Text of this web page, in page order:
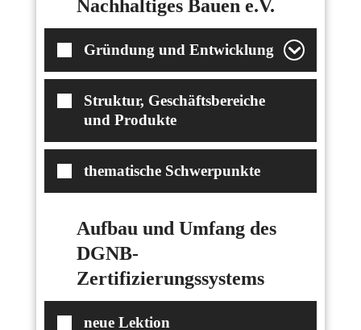
Nachhaltiges Bauen e.V.
Gründung und Entwicklung
Struktur, Geschäftsbereiche
und Produkte
thematische Schwerpunkte
Aufbau und Umfang des
DGNB-
Zertifizierungssystems
neue Lektion